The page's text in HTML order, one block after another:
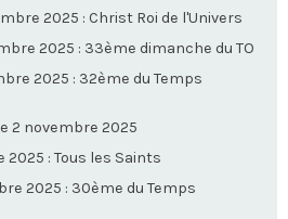
2025 : Christ Roi de l'Univers
2025 : 33ème dimanche du TO
2025 : 32ème du Temps
2 novembre 2025
2025 : Tous les Saints
2025 : 30ème du Temps